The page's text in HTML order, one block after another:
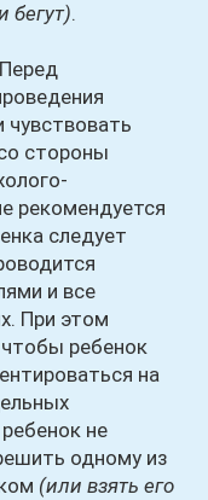
бегут).
стороны
рекомендуется
следует
и все
При этом
ребенок
на
не
одному из
(или взять его